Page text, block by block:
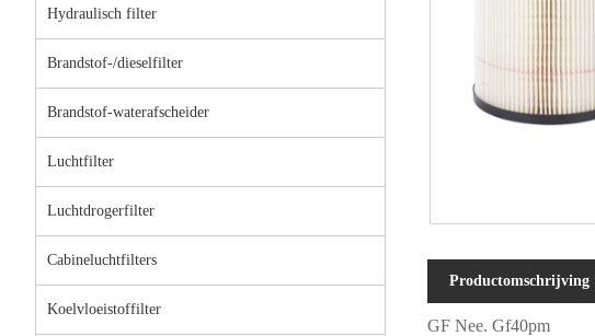
Hydraulisch filter
Brandstof-/dieselfilter
Brandstof-waterafscheider
Luchtfilter
Luchtdrogerfilter
Cabineluchtfilters
Koelvloeistoffilter
Productomschrijving
GF Nee. Gf40pm